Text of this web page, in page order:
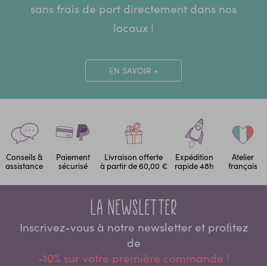
sans frais de port directement dans nos
locaux !
EN SAVOIR +
Conseils &
assistance
Paiement
sécurisé
Livraison offerte
à partir de 60,00 €
Expédition
rapide 48h
Atelier
français
La newsletter
Inscrivez-vous à notre newsletter et proﬁtez
de
-10% sur votre première commande !